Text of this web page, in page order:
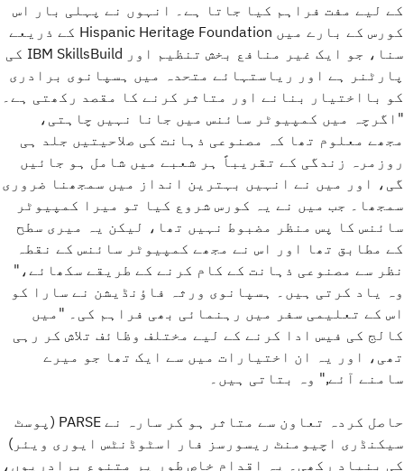
کے لیے مفت فراہم کیا جاتا ہے۔ انہوں نے پہلی بار اس
کورس کے بارے میں Hispanic Heritage Foundation کے ذریعے
سنا، جو ایک غیر منافع بخش تنظیم اور IBM SkillsBuild کی
پارٹنر ہے اور ریاستہائے متحدہ میں ہسپانوی برادری
کو بااختیار بنانے اور متاثر کرنے کا مقصد رکھتی ہے۔
"اگرچہ میں کمپیوٹر سائنس میں جانا نہیں چاہتی،
مجھے معلوم تھا کہ مصنوعی ذہانت کی صلاحیتیں جلد ہی
روزمرہ زندگی کے تقریباً ہر شعبے میں شامل ہو جائیں
گی، اور میں نے انہیں بہترین انداز میں سمجھنا ضروری
سمجھا۔ جب میں نے یہ کورس شروع کیا تو میرا کمپیوٹر
سائنس کا پس منظر مضبوط نہیں تھا، لیکن یہ میری سطح
کے مطابق تھا اور اس نے مجھے کمپیوٹر سائنس کے نقطہ
نظر سے مصنوعی ذہانت کے کام کرنے کے طریقے سکھائے،"
وہ یاد کرتی ہیں۔ ہسپانوی ورثہ فاؤنڈیشن نے سارا کو
اس کے تعلیمی سفر میں رہنمائی بھی فراہم کی۔ "میں
کالج کی فیس ادا کرنے کے لیے مختلف وظائف تلاش کر رہی
تھی، اور یہ ان اختیارات میں سے ایک تھا جو میرے
سامنے آئے," وہ بتاتی ہیں۔
حاصل کردہ تعاون سے متاثر ہو کر سارہ نے PARSE (پوسٹ
سیکنڈری اچیومنٹ ریسورسز فار اسٹوڈنٹس ایوری ویئر)
کی بنیاد رکھی۔ یہ اقدام خاص طور پر متنوع برادریوں،